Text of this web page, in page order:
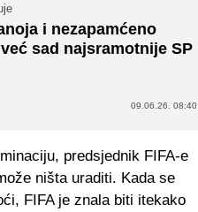
i nezapamćeno
sad najsramotnije SP
09.06.26. 08:40
predsjednik FIFA-e
ništa uraditi. Kada se
FIFA je znala biti itekako